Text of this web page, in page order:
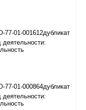
01-001612дубликат
01-000864дубликат